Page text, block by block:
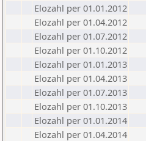
Elozahl per 01.01.2012
Elozahl per 01.04.2012
Elozahl per 01.07.2012
Elozahl per 01.10.2012
Elozahl per 01.01.2013
Elozahl per 01.04.2013
Elozahl per 01.07.2013
Elozahl per 01.10.2013
Elozahl per 01.01.2014
Elozahl per 01.04.2014